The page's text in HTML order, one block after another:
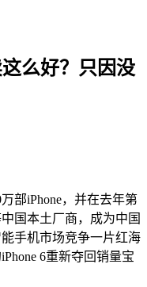
么好？只因没
部iPhone，并在去年第
国本土厂商，成为中国
手机市场竞争一片红海
6重新夺回销量宝